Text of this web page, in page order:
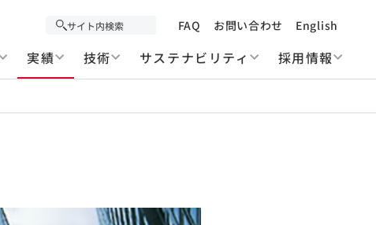
FAQ お問い合わせ English
実績 技術 サステナビリティ 採用情報